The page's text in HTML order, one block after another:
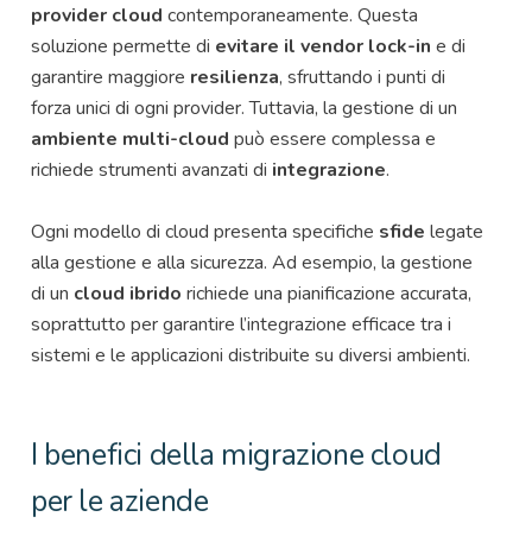
provider cloud contemporaneamente. Questa
soluzione permette di evitare il vendor lock-in e di
garantire maggiore resilienza, sfruttando i punti di
forza unici di ogni provider. Tuttavia, la gestione di un
ambiente multi-cloud può essere complessa e
richiede strumenti avanzati di integrazione.
Ogni modello di cloud presenta specifiche sfide legate
alla gestione e alla sicurezza. Ad esempio, la gestione
di un cloud ibrido richiede una pianificazione accurata,
soprattutto per garantire l’integrazione efficace tra i
sistemi e le applicazioni distribuite su diversi ambienti.
I benefici della migrazione cloud
per le aziende